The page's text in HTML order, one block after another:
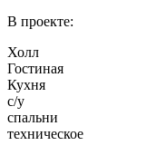
В проекте:
Холл
Гостиная
Кухня
с/у
спальни
техническое